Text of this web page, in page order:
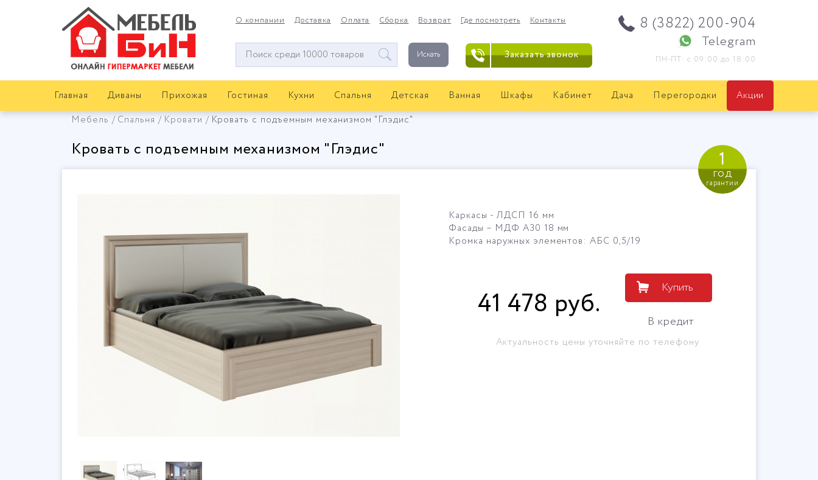
О компании Доставка Оплата Сборка Возврат Где посмотреть Контакты
Окно
поиска
Искать
8 (3822) 200-904
Telegram
ПН-ПТ: с 09:00 до 18:00
Заказать звонок
Главная Диваны Прихожая Гостиная Кухни Спальня Детская Ванная Шкафы Кабинет Дача Перегородки
Акции
Мебель
Спальня Кровати Кровать с подъемным механизмом "Глэдис"
Кровать с подъемным механизмом "Глэдис" 1
год
гарантии
Каркасы - ЛДСП 16 мм
Фасады – МДФ А30 18 мм
Кромка наружных элементов: АБС 0,5/19
41 478 руб. Купить
В кредит
Актуальность цены уточняйте по телефону